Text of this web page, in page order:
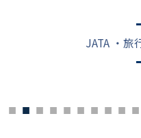
1月19日(
2021年 4月 5日 JATA会員
JATA ・旅